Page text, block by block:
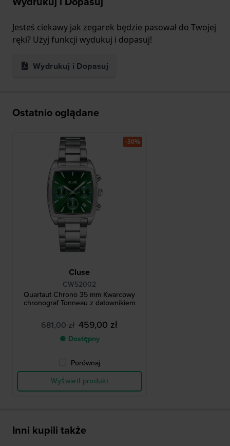
Jesteś ciekawy jak zegarek będzie pasował do Twojej
ręki? Użyj funkcji wydukuj i dopasuj!
Wydrukuj i Dopasuj
Ostatnio oglądane
Cluse
CW52002
Quartaut Chrono 35 mm Kwarcowy
chronograf Tonneau z datownikiem
681,00 zł 459,00 zł
● Dostępny
Porównaj
Wyświetl produkt
-30%
Inni kupili także